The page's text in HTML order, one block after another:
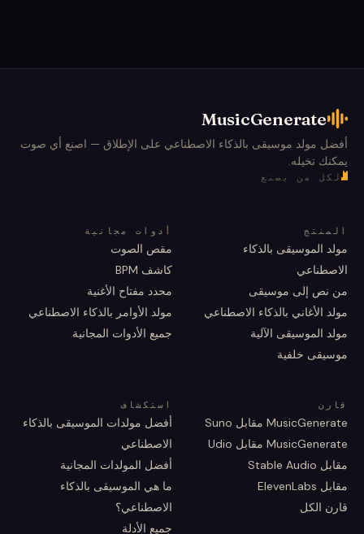
MusicGenerate
أفضل مولد موسيقى بالذكاء الاصطناعي على الإطلاق — اصنع أي صوت
يمكنك تخيله.
لكل من يصنع
المنتج
مولد الموسيقى بالذكاء
الاصطناعي
من نص إلى موسيقى
مولد الأغاني بالذكاء الاصطناعي
مولد الموسيقى الآلية
موسيقى خلفية
أدوات مجانية
مقص الصوت
كاشف BPM
محدد مفتاح الأغنية
مولد الأوامر بالذكاء الاصطناعي
جميع الأدوات المجانية
قارن
MusicGenerate مقابل Suno
MusicGenerate مقابل Udio
مقابل Stable Audio
مقابل ElevenLabs
قارن الكل
استكشاف
أفضل مولدات الموسيقى بالذكاء
الاصطناعي
أفضل المولدات المجانية
ما هي الموسيقى بالذكاء
الاصطناعي؟
جميع الأدلة